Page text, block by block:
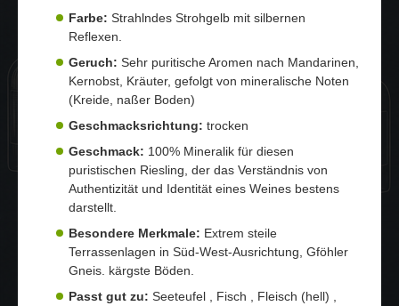
Farbe: Strahlndes Strohgelb mit silbernen
Reflexen.
Geruch: Sehr puritische Aromen nach Mandarinen,
Kernobst, Kräuter, gefolgt von mineralische Noten
(Kreide, naßer Boden)
Geschmacksrichtung: trocken
Geschmack: 100% Mineralik für diesen
puristischen Riesling, der das Verständnis von
Authentizität und Identität eines Weines bestens
darstellt.
Besondere Merkmale: Extrem steile
Terrassenlagen in Süd-West-Ausrichtung, Gföhler
Gneis. kärgste Böden.
Passt gut zu: Seeteufel , Fisch , Fleisch (hell) ,